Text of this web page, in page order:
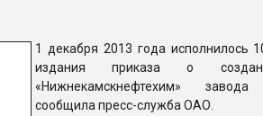
1 декабря 2013 года исполнилось
издания приказа о
«Нижнекамскнефтехим» завода
сообщила пресс-служба ОАО.